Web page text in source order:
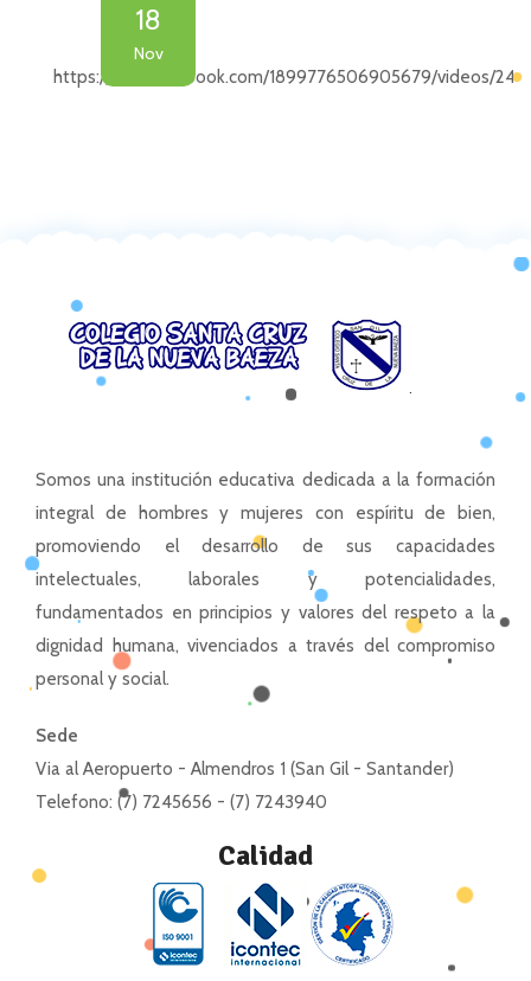
18
Nov
https://web.facebook.com/1899776506905679/videos/
Somos una institución educativa dedicada a la formación
integral de hombres y mujeres con espíritu de bien,
promoviendo el desarrollo de sus capacidades
intelectuales, laborales y potencialidades,
fundamentados en principios y valores del respeto a la
dignidad humana, vivenciados a través del compromiso
personal y social.
Sede
Via al Aeropuerto - Almendros 1 (San Gil - Santander)
Telefono: (7) 7245656 - (7) 7243940
Calidad